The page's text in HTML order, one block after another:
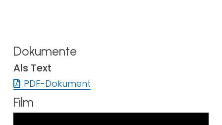
Dokumente
Als Text
PDF-Dokument
Film